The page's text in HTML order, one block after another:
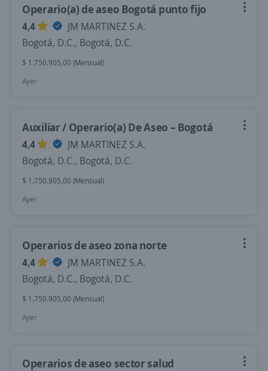
Operario(a) de aseo Bogotá punto fijo
4,4
JM MARTINEZ S.A.
Bogotá, D.C., Bogotá, D.C.
$ 1.750.905,00 (Mensual)
Ayer
Auxiliar / Operario(a) De Aseo – Bogotá
4,4
JM MARTINEZ S.A.
Bogotá, D.C., Bogotá, D.C.
$ 1.750.905,00 (Mensual)
Ayer
Operarios de aseo zona norte
4,4
JM MARTINEZ S.A.
Bogotá, D.C., Bogotá, D.C.
$ 1.750.905,00 (Mensual)
Ayer
Operarios de aseo sector salud